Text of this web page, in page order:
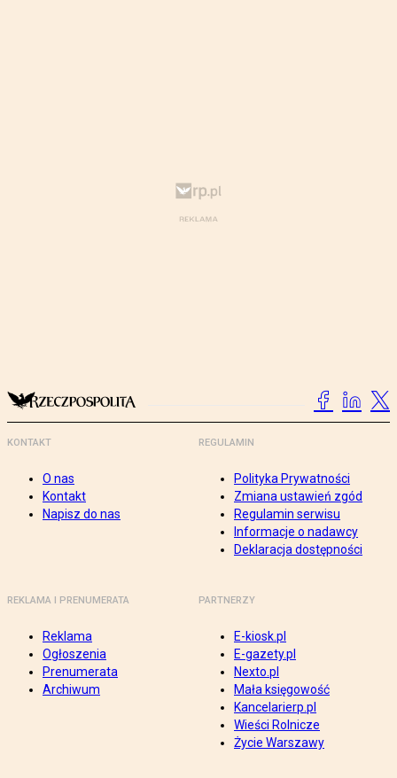
KONTAKT
O nas
Kontakt
Napisz do nas
REGULAMIN
Polityka Prywatności
Zmiana ustawień zgód
Regulamin serwisu
Informacje o nadawcy
Deklaracja dostępności
REKLAMA I PRENUMERATA
Reklama
Ogłoszenia
Prenumerata
Archiwum
PARTNERZY
E-kiosk.pl
E-gazety.pl
Nexto.pl
Mała księgowość
Kancelarierp.pl
Wieści Rolnicze
Życie Warszawy